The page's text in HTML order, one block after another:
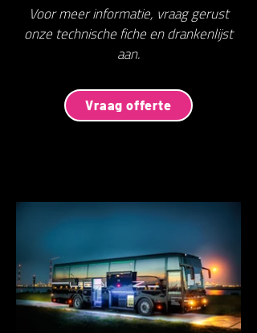
Voor meer informatie, vraag gerust
onze technische fiche en drankenlijst
aan.
Vraag offerte